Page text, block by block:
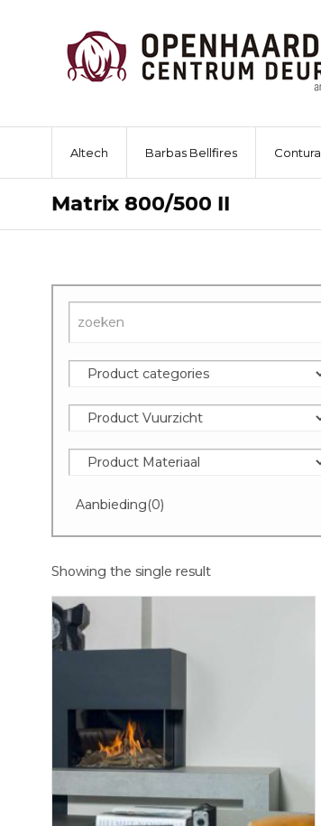
Altech Barbas Bellfires Contura
Matrix 800/500 II
Aanbieding(0)
Showing the single result